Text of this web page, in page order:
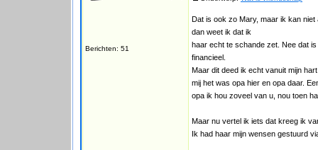
Berichten: 51
Dat is ook zo Mary, maar ik kan
dan weet ik dat ik
haar echt te schande zet. Nee dat
financieel.
Maar dit deed ik echt vanuit mijn
mij het was opa hier en opa daar.
opa ik hou zoveel van u, nou toen
Maar nu vertel ik iets dat kreeg ik
Ik had haar mijn wensen gestuurd